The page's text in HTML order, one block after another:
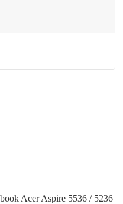
Acer Aspire 5536 / 5236